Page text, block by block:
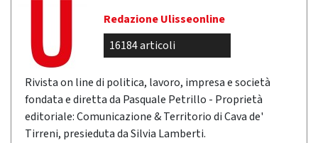
Redazione Ulisseonline
16184 articoli
Rivista on line di politica, lavoro, impresa e società
fondata e diretta da Pasquale Petrillo - Proprietà
editoriale: Comunicazione & Territorio di Cava de'
Tirreni, presieduta da Silvia Lamberti.